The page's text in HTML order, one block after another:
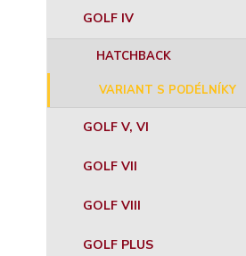
GOLF IV
HATCHBACK
VARIANT S PODÉLNÍKY
GOLF V, VI
GOLF VII
GOLF VIII
GOLF PLUS